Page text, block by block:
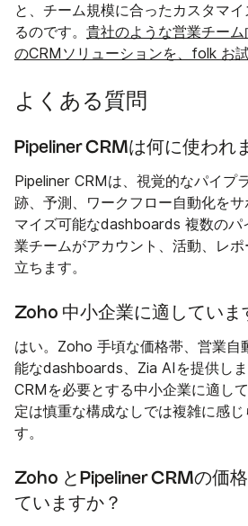
と、チーム規模に合ったカスタマ
るのです。 貴社のような営業チー
のCRMソリューションを、folk お試
よくある質問
Pipeliner CRMは何に使われ
Pipeliner CRMは、視覚的なパイプ
跡、予測、ワークフロー自動化を
マイズ可能なdashboards 複数のパ
業チームがアカウント、活動、レ
立ちます。
Zoho 中小企業に適していま
はい。Zoho 手頃な価格帯、営業自
能なdashboards、Zia AIを提供し
CRMを必要とする中小企業に適し
定は慎重な構成なしでは複雑に感
す。
Zoho とPipeliner CRMの価
ていますか？